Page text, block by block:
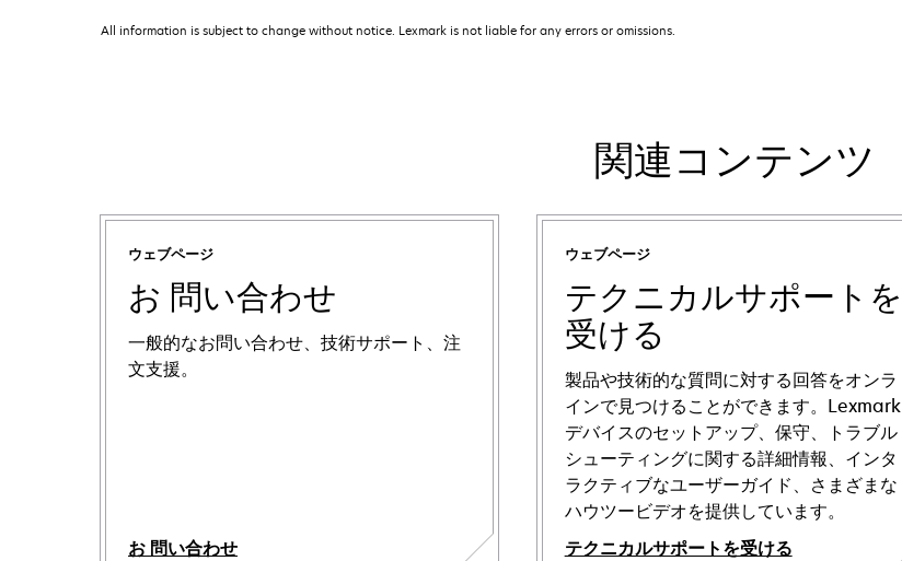
All information is subject to change without notice. Lexmark is not liable for any errors or omissions.
関連コンテンツ
ウェブページ
お 問い合わせ
一般的なお問い合わせ、技術サポート、注
文支援。
お 問い合わせ
ウェブページ
テクニカルサポートを
受ける
製品や技術的な質問に対する回答をオンラ
インで見つけることができます。Lexmark
デバイスのセットアップ、保守、トラブル
シューティングに関する詳細情報、インタ
ラクティブなユーザーガイド、さまざまな
ハウツービデオを提供しています。
テクニカルサポートを受ける